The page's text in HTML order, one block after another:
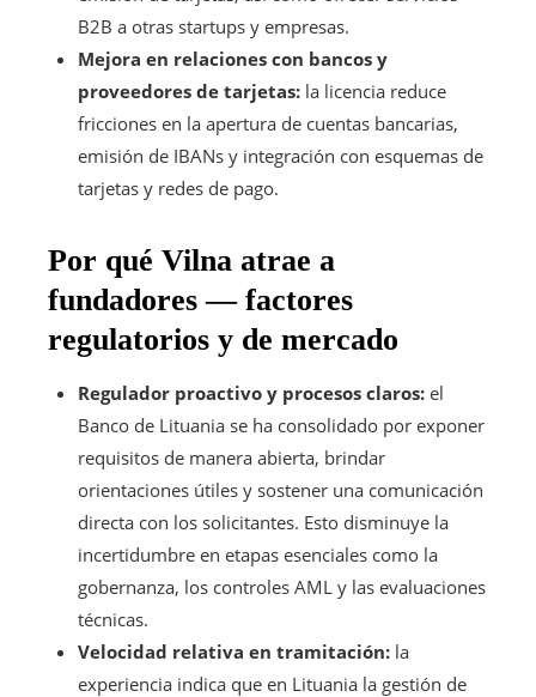
B2B a otras startups y empresas.
Mejora en relaciones con bancos y
proveedores de tarjetas: la licencia reduce
fricciones en la apertura de cuentas bancarias,
emisión de IBANs y integración con esquemas de
tarjetas y redes de pago.
Por qué Vilna atrae a
fundadores — factores
regulatorios y de mercado
Regulador proactivo y procesos claros: el
Banco de Lituania se ha consolidado por exponer
requisitos de manera abierta, brindar
orientaciones útiles y sostener una comunicación
directa con los solicitantes. Esto disminuye la
incertidumbre en etapas esenciales como la
gobernanza, los controles AML y las evaluaciones
técnicas.
Velocidad relativa en tramitación: la
experiencia indica que en Lituania la gestión de